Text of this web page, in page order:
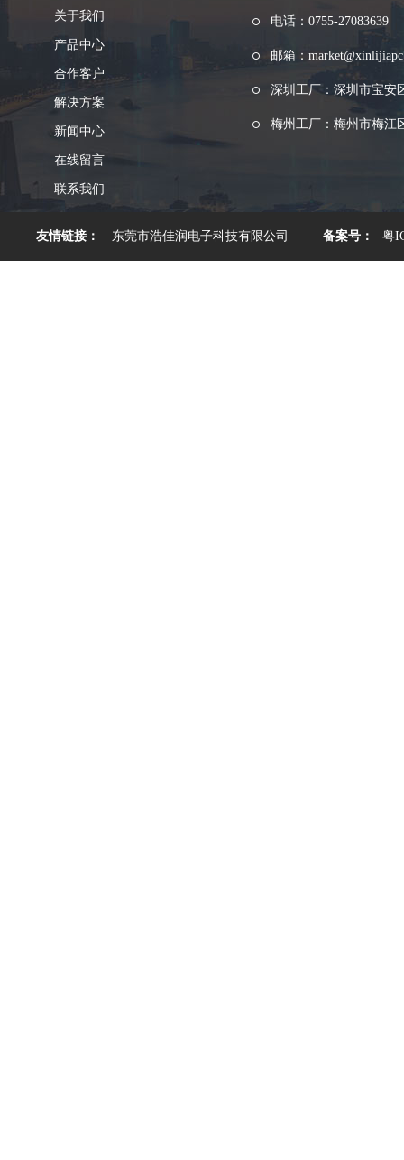
关于我们
产品中心
合作客户
解决方案
新闻中心
在线留言
联系我们
电话：0755-27083639
邮箱：
深圳工厂：深圳市宝安
梅州工厂：梅州市梅江
友情链接： 东莞市浩佳润电子科技有限公司 备案号： 粤